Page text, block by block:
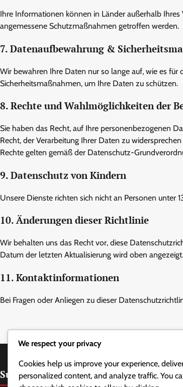
Ihre Informationen können in Länder außerhalb
angemessene Schutzmaßnahmen getroffen werden.
7. Datenaufbewahrung &
Wir bewahren Ihre Daten nur so lange auf, wie es
Sicherheitsmaßnahmen, um Ihre Daten zu schützen.
8. Rechte und Wahlmöglichkeiten der
Sie haben das Recht, auf Ihre personenbezogenen
Recht, der Verarbeitung Ihrer Daten zu
Rechte gelten gemäß der Datenschutz-
9. Datenschutz von Kindern
Unsere Dienste richten sich nicht an Personen unter
10. Änderungen dieser Richtlinie
Wir behalten uns das Recht vor, diese
Datum der letzten Aktualisierung wird oben angezeigt.
11. Kontaktinformationen
Bei Fragen oder Anliegen zu dieser
Suche
We respect your privacy
Cookies help us improve your experience,
personalized content, and analyze traffic. You